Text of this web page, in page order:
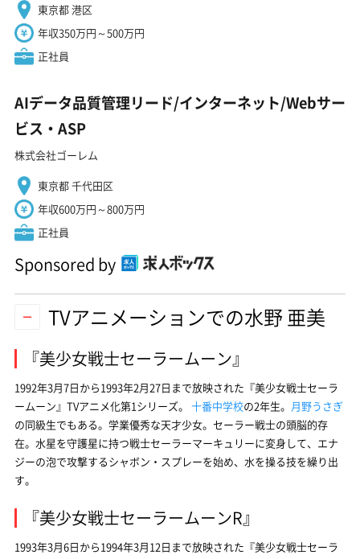
東京都 港区
年収350万円～500万円
正社員
AIデータ品質管理リード/インターネット/Webサー
ビス・ASP
株式会社ゴーレム
東京都 千代田区
年収600万円～800万円
正社員
Sponsored by
TVアニメーションでの水野 亜美
『美少女戦士セーラームーン』
1992年3月7日から1993年2月27日まで放映された『美少女戦士セーラ
ームーン』TVアニメ化第1シリーズ。 十番中学校の2年生。 月野うさぎ
の同級生でもある。学業優秀な天才少女。セーラー戦士の頭脳的存
在。水星を守護星に持つ戦士セーラーマーキュリーに変身して、エナ
ジーの泡で攻撃するシャボン・スプレーを始め、水を操る技を繰り出
す。
『美少女戦士セーラームーンR』
1993年3月6日から1994年3月12日まで放映された『美少女戦士セーラ